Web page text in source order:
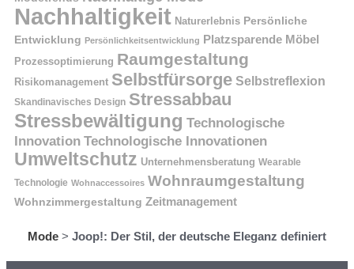
Nachhaltigkeit Naturerlebnis Persönliche
Entwicklung Persönlichkeitsentwicklung Platzsparende Möbel
Prozessoptimierung Raumgestaltung
Risikomanagement Selbstfürsorge Selbstreflexion
Skandinavisches Design Stressabbau
Stressbewältigung Technologische
Innovation Technologische Innovationen
Umweltschutz Unternehmensberatung Wearable
Technologie Wohnaccessoires Wohnraumgestaltung
Wohnzimmergestaltung Zeitmanagement
Mode > Joop!: Der Stil, der deutsche Eleganz definiert